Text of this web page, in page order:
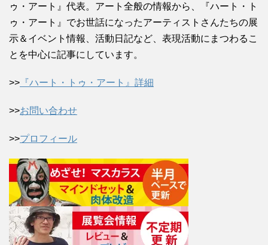
ゥ・アート』代表。アート全般の情報から、『ハート・ト
ゥ・アート』でお世話になったアーティストさんたちの展
示＆イベント情報、活動日記など、表現活動にまつわるこ
とを中心に記事にしています。
>> 『ハート・トゥ・アート』詳細
>>お問い合わせ
>>プロフィール